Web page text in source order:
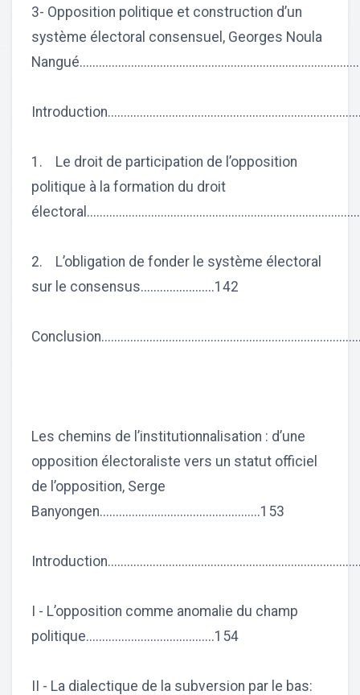
3- Opposition politique et construction d’un
système électoral consensuel, Georges Noula
1. Le droit de participation de l’opposition
politique à la formation du droit
2. L’obligation de fonder le système électoral
sur le consensus.......................142
Les chemins de l’institutionnalisation : d’une
opposition électoraliste vers un statut officiel
de l’opposition, Serge
Banyongen..................................................153
I - L’opposition comme anomalie du champ
politique........................................154
II - La dialectique de la subversion par le bas: